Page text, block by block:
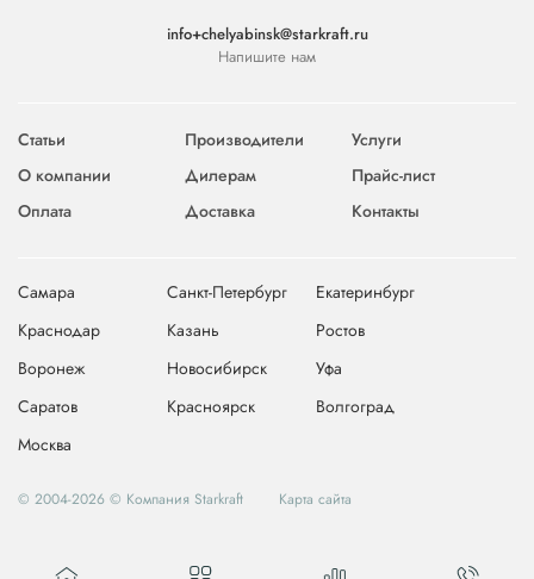
info+chelyabinsk@starkraft.ru
Напишите нам
Статьи Производители
Услуги
О компании
Дилерам
Прайс-лист
Оплата
Доставка Контакты
Самара Санкт-Петербург
Екатеринбург
Краснодар
Казань
Ростов
Воронеж
Новосибирск
Уфа
Саратов
Красноярск
Волгоград
Москва
© 2004-2026 © Компания Starkraft Карта сайта